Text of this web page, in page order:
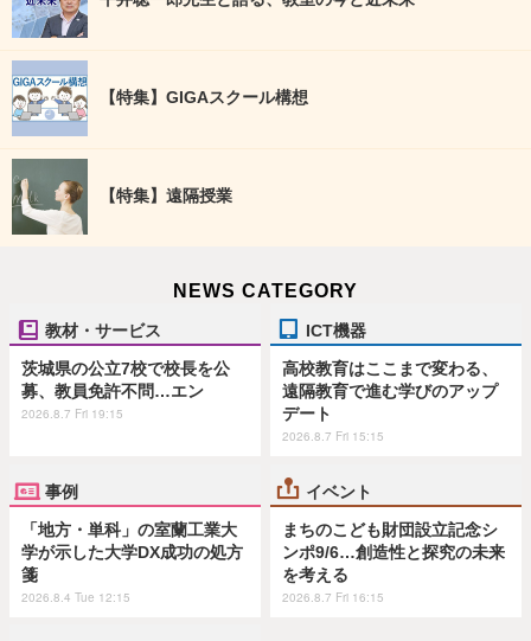
【特集】GIGAスクール構想
【特集】遠隔授業
NEWS CATEGORY
教材・サービス
茨城県の公立7校で校長を公
募、教員免許不問…エン
2026.8.7 Fri 19:15
ICT機器
高校教育はここまで変わる、
遠隔教育で進む学びのアップ
デート
2026.8.7 Fri 15:15
事例
「地方・単科」の室蘭工業大
学が示した大学DX成功の処方
箋
2026.8.4 Tue 12:15
イベント
まちのこども財団設立記念シ
ンポ9/6…創造性と探究の未来
を考える
2026.8.7 Fri 16:15